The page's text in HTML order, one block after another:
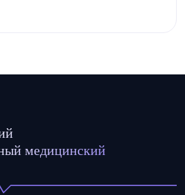
медицинский